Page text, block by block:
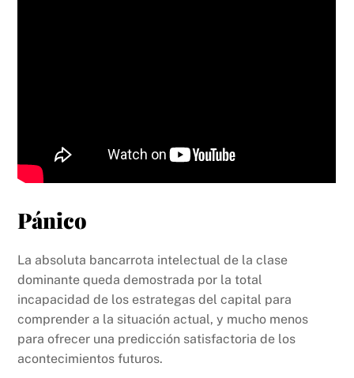
Pánico
La absoluta bancarrota intelectual de la clase
dominante queda demostrada por la total
incapacidad de los estrategas del capital para
comprender a la situación actual, y mucho menos
para ofrecer una predicción satisfactoria de los
acontecimientos futuros.